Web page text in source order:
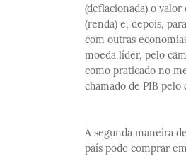
(deflacionada) o valor
(renda) e, depois,
com outras
moeda líder, pelo
como praticado no
chamado de PIB
A segunda maneira
país pode comprar